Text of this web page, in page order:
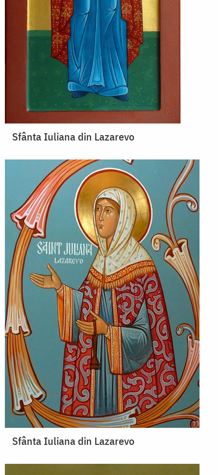
Sfânta Iuliana din Lazarevo
Sfânta Iuliana din Lazarevo